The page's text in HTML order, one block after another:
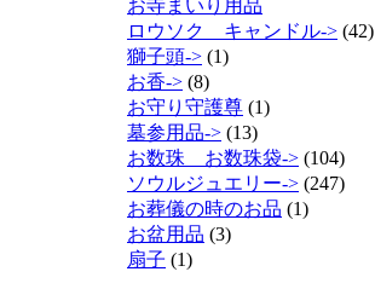
お寺まいり用品
ロウソク キャンドル-> (42)
獅子頭-> (1)
お香-> (8)
お守り守護尊 (1)
墓参用品-> (13)
お数珠 お数珠袋-> (104)
ソウルジュエリー-> (247)
お葬儀の時のお品 (1)
お盆用品 (3)
扇子 (1)